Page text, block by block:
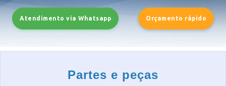
Atendimento via Whatsapp Orçamento rápido
Partes e peças